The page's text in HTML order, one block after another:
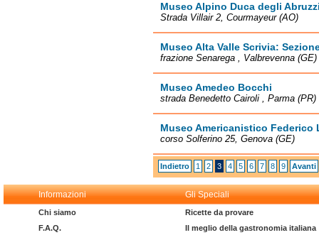
Museo Alpino Duca degli
Strada Villair 2, Courmayeur (AO)
Museo Alta Valle Scrivia:
frazione Senarega , Valbrevenna (GE)
Museo Amedeo Bocchi
strada Benedetto Cairoli , Parma (PR)
Museo Americanistico Federico
corso Solferino 25, Genova (GE)
Indietro 1 2 3 4 5 6 7 8 9 Avanti
Informazioni Gli Speciali
Chi siamo
F.A.Q.
Ricette da provare
Il meglio della gastronomia italiana